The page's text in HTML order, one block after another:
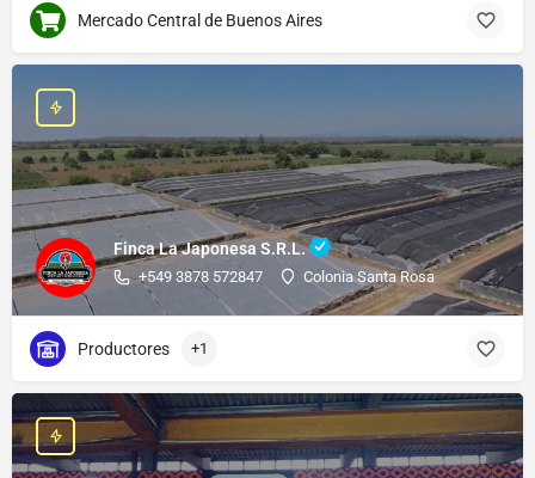
Mercado Central de Buenos Aires
Finca La Japonesa S.R.L.
+549 3878 572847 Colonia Santa Rosa
Productores +1